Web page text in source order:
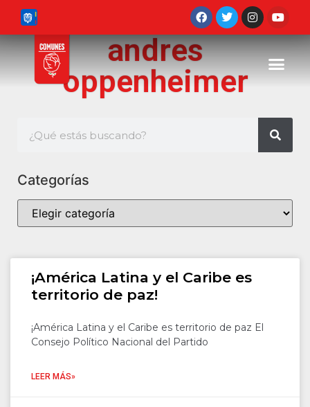
andres
oppenheimer
Categorías
¡América Latina y el Caribe es
territorio de paz!
¡América Latina y el Caribe es territorio de paz El
Consejo Político Nacional del Partido
LEER MÁS»